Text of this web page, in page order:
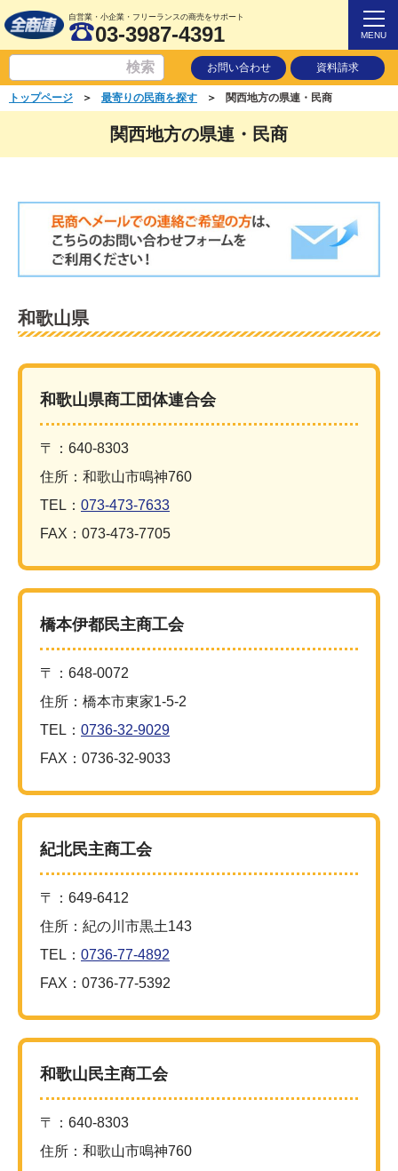
自営業・小企業・フリーランスの商売をサポート
03-3987-4391 MENU
お問い合わせ 資料請求
トップページ ＞ 最寄りの民商を探す ＞ 関西地方の県連・民商
関西地方の県連・民商
和歌山県
和歌山県商工団体連合会
〒：640-8303
住所：和歌山市鳴神760
TEL： 073-473-7633
FAX：073-473-7705
橋本伊都民主商工会
〒：648-0072
住所：橋本市東家1-5-2
TEL： 0736-32-9029
FAX：0736-32-9033
紀北民主商工会
〒：649-6412
住所：紀の川市黒土143
TEL： 0736-77-4892
FAX：0736-77-5392
和歌山民主商工会
〒：640-8303
住所：和歌山市鳴神760